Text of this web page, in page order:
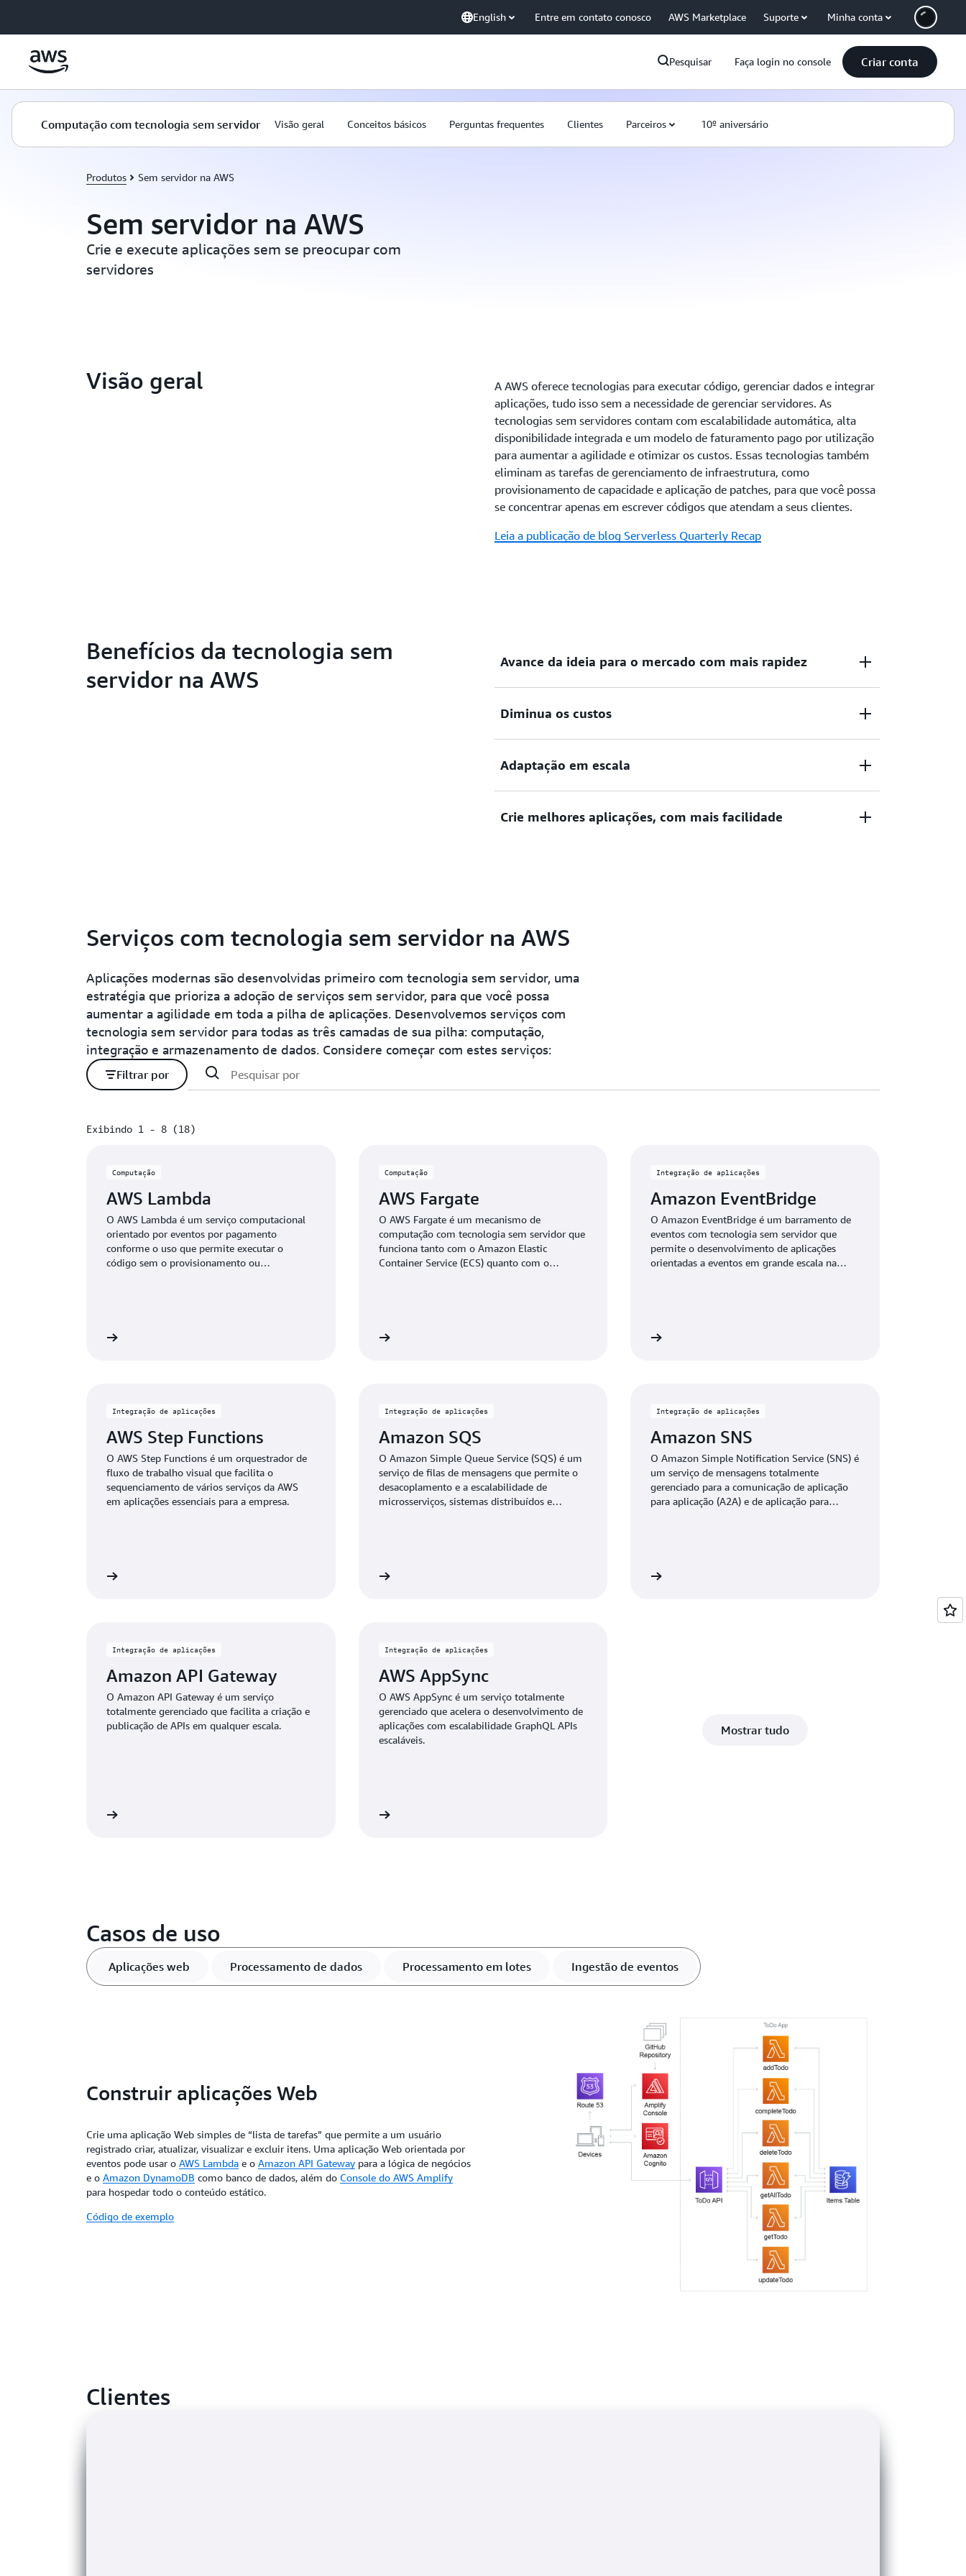
English Entre em contato conosco AWS Marketplace Suporte Minha conta
Pesquisar Faça login no console Criar conta
Computação com tecnologia sem servidor Visão geral Conceitos básicos Perguntas frequentes Clientes Parceiros 10º aniversário
Produtos Sem servidor na AWS
Sem servidor na AWS
Crie e execute aplicações sem se preocupar com
servidores
Visão geral
A AWS oferece tecnologias para executar código, gerenciar dados e integrar
aplicações, tudo isso sem a necessidade de gerenciar servidores. As
tecnologias sem servidores contam com escalabilidade automática, alta
disponibilidade integrada e um modelo de faturamento pago por utilização
para aumentar a agilidade e otimizar os custos. Essas tecnologias também
eliminam as tarefas de gerenciamento de infraestrutura, como
provisionamento de capacidade e aplicação de patches, para que você possa
se concentrar apenas em escrever códigos que atendam a seus clientes.
Leia a publicação de blog Serverless Quarterly Recap
Benefícios da tecnologia sem
servidor na AWS
Avance da ideia para o mercado com mais rapidez
lançamentos rapidamente, obter feedback e iterar para chegar ao
mercado em menos tempo.
Diminua os custos
recursos é otimizada automaticamente e você nunca paga por excesso
de provisionamento.
Adaptação em escala
demandas de pico, você pode se adaptar às necessidades do cliente
Crie melhores aplicações, com mais facilidade
Serviços com tecnologia sem servidor na AWS
Aplicações modernas são desenvolvidas primeiro com tecnologia sem servidor, uma
estratégia que prioriza a adoção de serviços sem servidor, para que você possa
aumentar a agilidade em toda a pilha de aplicações. Desenvolvemos serviços com
tecnologia sem servidor para todas as três camadas de sua pilha: computação,
integração e armazenamento de dados. Considere começar com estes serviços:
Filtrar por
Exibindo 1 - 8 (18)
Computação
AWS Lambda
O AWS Lambda é um serviço computacional
orientado por eventos por pagamento
conforme o uso que permite executar o
código sem o provisionamento ou
Computação
AWS Fargate
O AWS Fargate é um mecanismo de
computação com tecnologia sem servidor que
funciona tanto com o Amazon Elastic
Container Service (ECS) quanto com o
Integração de aplicações
Amazon EventBridge
O Amazon EventBridge é um barramento de
eventos com tecnologia sem servidor que
permite o desenvolvimento de aplicações
orientadas a eventos em grande escala na
Integração de aplicações
AWS Step Functions
O AWS Step Functions é um orquestrador de
fluxo de trabalho visual que facilita o
sequenciamento de vários serviços da AWS
em aplicações essenciais para a empresa.
Integração de aplicações
Amazon SQS
O Amazon Simple Queue Service (SQS) é um
serviço de filas de mensagens que permite o
desacoplamento e a escalabilidade de
microsserviços, sistemas distribuídos e
Integração de aplicações
Amazon SNS
O Amazon Simple Notification Service (SNS) é
um serviço de mensagens totalmente
gerenciado para a comunicação de aplicação
para aplicação (A2A) e de aplicação para
Integração de aplicações
Amazon API Gateway
O Amazon API Gateway é um serviço
totalmente gerenciado que facilita a criação e
publicação de APIs em qualquer escala.
Integração de aplicações
AWS AppSync
O AWS AppSync é um serviço totalmente
gerenciado que acelera o desenvolvimento de
aplicações com escalabilidade GraphQL APIs
escaláveis.
Mostrar tudo
Casos de uso
Aplicações web Processamento de dados Processamento em lotes Ingestão de eventos
Construir aplicações Web
Crie uma aplicação Web simples de “lista de tarefas” que permite a um usuário
registrado criar, atualizar, visualizar e excluir itens. Uma aplicação Web orientada por
eventos pode usar o AWS Lambda e o Amazon API Gateway para a lógica de negócios
e o Amazon DynamoDB como banco de dados, além do Console do AWS Amplify
para hospedar todo o conteúdo estático.
Código de exemplo
Clientes